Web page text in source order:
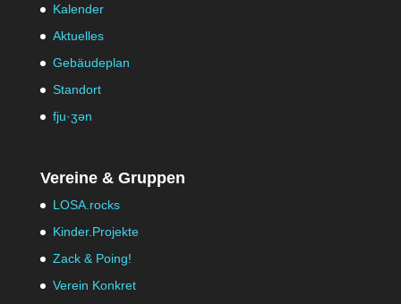
Kalender
Aktuelles
Gebäudeplan
Standort
fju·ʒən
Vereine & Gruppen
LOSA.rocks
Kinder.Projekte
Zack & Poing!
Verein Konkret